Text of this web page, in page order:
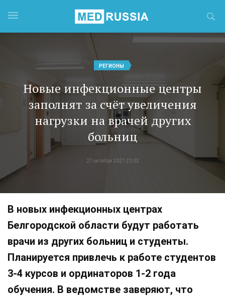
РЕГИОНЫ
Новые инфекционные центры
заполнят за счёт увеличения
нагрузки на врачей других
больниц
27 октября 2021 22:02
В новых инфекционных центрах
Белгородской области будут работать
врачи из других больниц и студенты.
Планируется привлечь к работе студентов
3-4 курсов и ординаторов 1-2 года
обучения. В ведомстве заверяют, что